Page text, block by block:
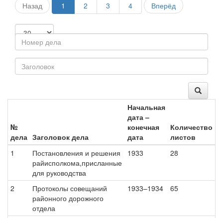
Назад 1 2 3 4 Вперёд
№
дела Заголовок дела
Начальная
дата –
конечная
дата
Количество
листов
1
Постановления и решения
райисполкома,присланные
для руководства
1933 28
2
Протоколы совещаний
районного дорожного
отдела
1933–1934 65